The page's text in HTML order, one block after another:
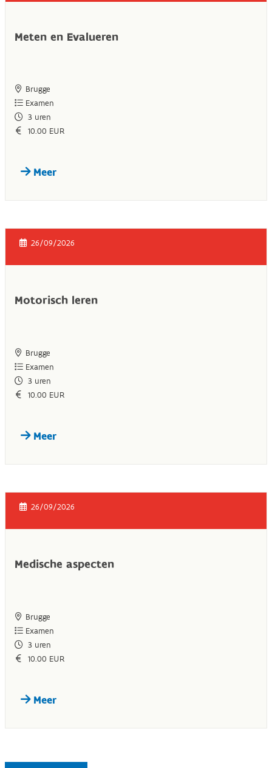
Meten en Evalueren
Brugge
Examen
3 uren
10.00 EUR
Meer
26/09/2026
Motorisch leren
Brugge
Examen
3 uren
10.00 EUR
Meer
26/09/2026
Medische aspecten
Brugge
Examen
3 uren
10.00 EUR
Meer